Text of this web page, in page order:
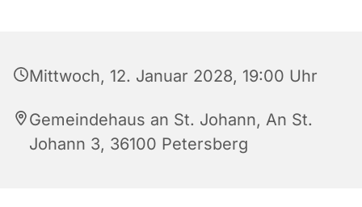
Mittwoch, 12. Januar 2028, 19:00 Uhr
Gemeindehaus an St. Johann, An St.
Johann 3, 36100 Petersberg